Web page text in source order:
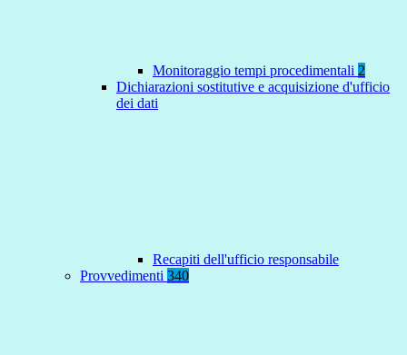
Monitoraggio tempi procedimentali 2
Dichiarazioni sostitutive e acquisizione d'ufficio
dei dati
Recapiti dell'ufficio responsabile
Provvedimenti 340